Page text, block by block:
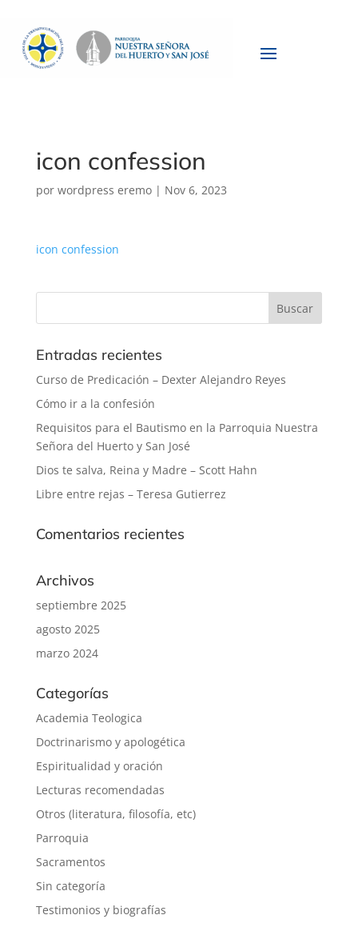
icon confession
por wordpress eremo| Nov 6, 2023
icon confession
Entradas recientes
Curso de Predicación – Dexter Alejandro Reyes
Cómo ir a la confesión
Requisitos para el Bautismo en la Parroquia Nuestra
Señora del Huerto y San José
Dios te salva, Reina y Madre – Scott Hahn
Libre entre rejas – Teresa Gutierrez
Comentarios recientes
Archivos
septiembre 2025
agosto 2025
marzo 2024
Categorías
Academia Teologica
Doctrinarismo y apologética
Espiritualidad y oración
Lecturas recomendadas
Otros (literatura, filosofía, etc)
Parroquia
Sacramentos
Sin categoría
Testimonios y biografías